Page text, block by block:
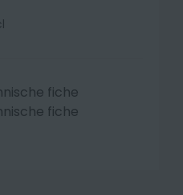
fiche
fiche